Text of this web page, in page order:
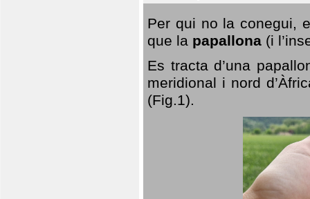
Per qui no la conegui,
que la papallona (i
Es tracta d’una
meridional i nord
(Fig.1).